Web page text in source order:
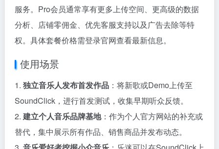
服务。Pro会员通常享有更多上传空间、更高级的数据
分析、店铺零佣金、优先客服支持以及广告去除等特
权。具体套餐价格需登录官网查看最新信息。
使用场景
1. 独立音乐人发布首发作品 ：将新歌或Demo上传至
SoundClick，进行首发测试，收集早期听众反馈。
2. 建立个人音乐品牌基地：作为个人官方网站的补充或
替代，集中展示所有作品、销售商品并发布动态。